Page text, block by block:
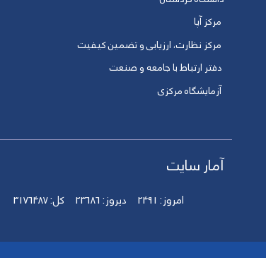
مرکز آپا
مرکز نظارت، ارزیابی و تضمین کیفیت
دفتر ارتباط با جامعه و صنعت
آزمایشگاه مرکزی
آمار سایت
امروز: 2491 دیروز:23686 کل:3176487